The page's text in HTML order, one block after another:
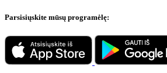
Parsisiųskite mūsų programėlę: